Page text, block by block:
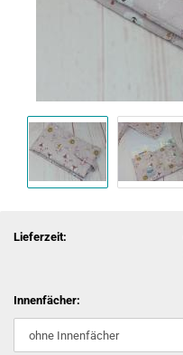
Lieferzeit:
Innenfächer: